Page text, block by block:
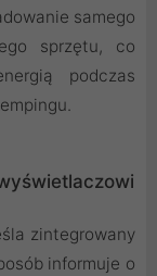
samego
sprzętu, co
podczas
zintegrowany
informuje o